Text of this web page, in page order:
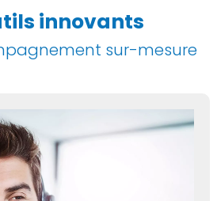
innovants
sur-mesure